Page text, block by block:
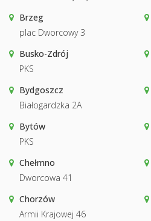
Brzeg
plac Dworcowy 3
Busko-Zdrój
PKS
Bydgoszcz
Białogardzka 2A
Bytów
PKS
Chełmno
Dworcowa 41
Chorzów
Armii Krajowej 46